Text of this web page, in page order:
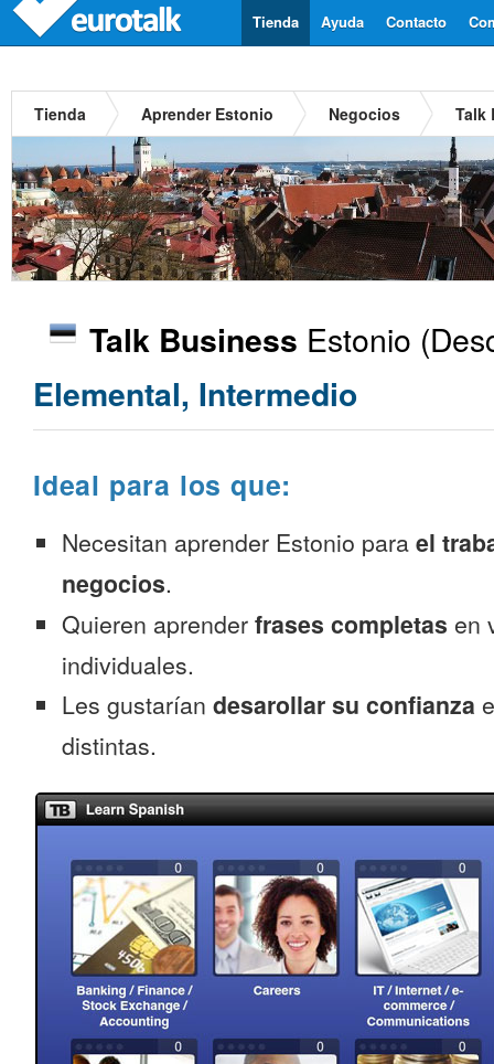
Contacto
Ayuda
Tienda
Tienda Aprender Estonio Negocios Talk
Talk Business Estonio
Elemental, Intermedio
Ideal para los que:
Necesitan aprender Estonio para el
negocios.
Quieren aprender frases completas en
individuales.
Les gustarían desarollar su confianza
distintas.